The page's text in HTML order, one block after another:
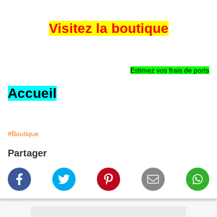
Visitez la boutique
Estimez vos frais de ports
Accueil
#Boutique
Partager